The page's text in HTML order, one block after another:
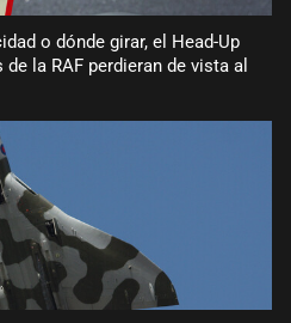
o dónde girar, el Head-Up
la RAF perdieran de vista al